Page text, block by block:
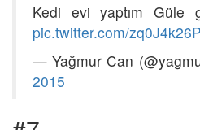
Kedi evi yaptım Güle
pic.twitter.com/
— Yağmur Can
2015